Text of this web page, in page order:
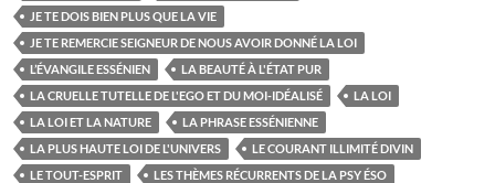
JE TE DOIS BIEN PLUS QUE LA VIE
JE TE REMERCIE SEIGNEUR DE NOUS AVOIR DONNÉ LA LOI
L’ÉVANGILE ESSÉNIEN
LA BEAUTÉ À L'ÉTAT PUR
LA CRUELLE TUTELLE DE L'EGO ET DU MOI-IDÉALISÉ
LA LOI
LA LOI ET LA NATURE
LA PHRASE ESSÉNIENNE
LA PLUS HAUTE LOI DE L'UNIVERS
LE COURANT ILLIMITÉ DIVIN
LE TOUT-ESPRIT
LES THÈMES RÉCURRENTS DE LA PSY ÉSO